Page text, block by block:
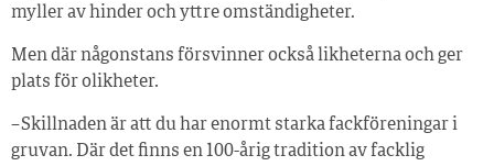
myller av hinder och yttre omständigheter.
Men där någonstans försvinner också likheterna och ger
plats för olikheter.
– Skillnaden är att du har enormt starka fackföreningar i
gruvan. Där det finns en 100-årig tradition av facklig